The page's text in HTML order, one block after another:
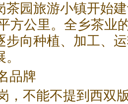
茶园旅游小镇开始
方公里。全乡茶业
步向种植、加工、
品牌
，不能不提到西双